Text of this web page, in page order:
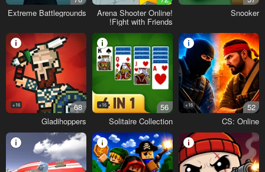
Snooker
Arena Shooter Online!
Fight with Friends!
Extreme Battlegrounds
52
16+
CS: Online
56
16+
Solitaire Collection
68
16+
Gladihoppers